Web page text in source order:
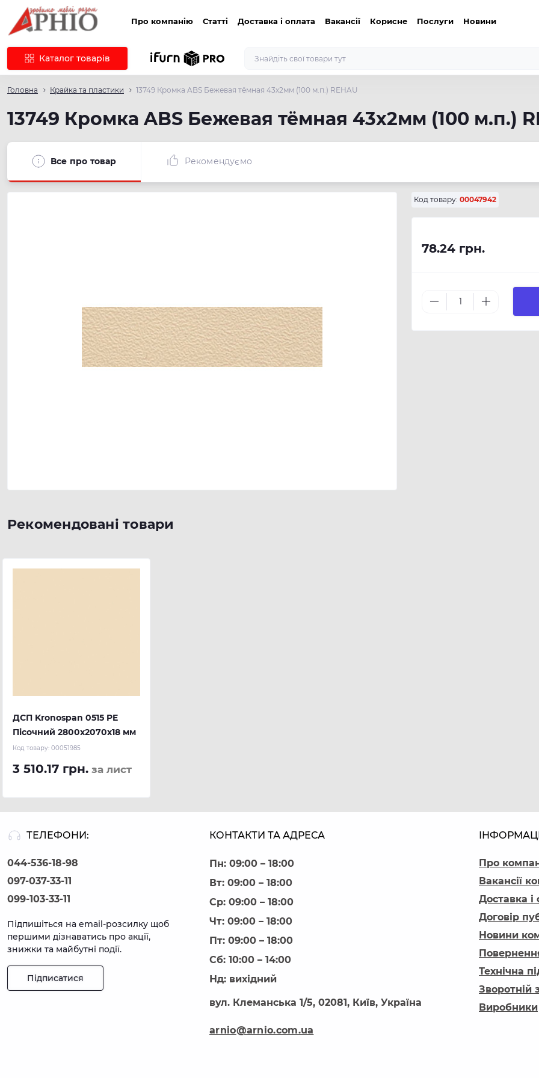
Про компанію Статті Доставка і оплата Вакансії Корисне Послуги Новини
Каталог товарів
Головна Крайка та пластики 13749 Кромка ABS Бежевая тёмная 43х2мм (100 м.п.) REHAU
13749 Кромка ABS Бежевая тёмная 43х2мм (100 м.п.)
Все про товар Рекомендуємо
Код товару: 00047942
78.24 грн.
Рекомендовані товари
ДСП Kronospan 0515 PE
Пісочний 2800x2070x18 мм
Код товару: 00051985
3 510.17 грн. за лист
ТЕЛЕФОНИ:
044-536-18-98
097-037-33-11
099-103-33-11
Підпишіться на email-розсилку щоб
першими дізнаватись про акції,
знижки та майбутні події.
Підписатися
КОНТАКТИ ТА АДРЕСА
Пн: 09:00 – 18:00
Вт: 09:00 – 18:00
Ср: 09:00 – 18:00
Чт: 09:00 – 18:00
Пт: 09:00 – 18:00
Сб: 10:00 – 14:00
Нд: вихідний
вул. Клеманська 1/5, 02081, Київ, Україна
arnio@arnio.com.ua
Про
Вакансії
Доставка і
Договір
Новини
Технічна
Зворотній
Виробники